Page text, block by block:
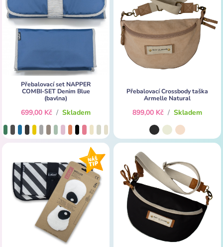
Přebalovací set NAPPER
COMBI-SET Denim Blue
(bavlna)
699,00 Kč / Skladem
Přebalovací Crossbody taška
Armelle Natural
899,00 Kč / Skladem